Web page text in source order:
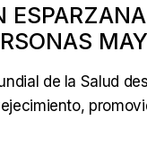
de la Salud